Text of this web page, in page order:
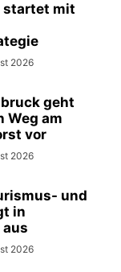
startet mit
2026
geht
Weg am
vor
2026
und
in
2026